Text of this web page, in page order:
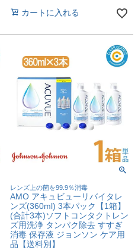
カートに入れる
レンズ上の菌を99.9％消毒
AMO アキュビューリバイタレ
ンズ(360ml) 3本パック【1箱】
(合計3本)ソフトコンタクトレン
ズ用洗浄 タンパク除去 すすぎ
消毒 保存液 ジョンソン ケア用
品【送料別】